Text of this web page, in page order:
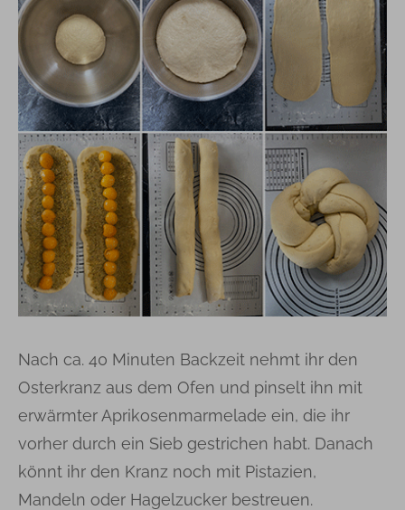
Nach ca. 40 Minuten Backzeit nehmt ihr den
Osterkranz aus dem Ofen und pinselt ihn mit
erwärmter Aprikosenmarmelade ein, die ihr
vorher durch ein Sieb gestrichen habt. Danach
könnt ihr den Kranz noch mit Pistazien,
Mandeln oder Hagelzucker bestreuen.